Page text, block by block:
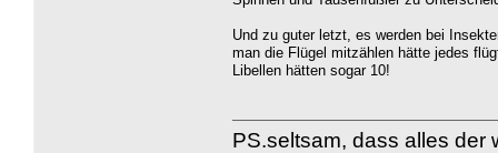
Und zu guter letzt, es werden bei
man die Flügel mitzählen hätte jedes
Libellen hätten sogar 10!
PS.seltsam, dass alles der